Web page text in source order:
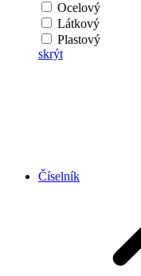
Ocelový
Látkový
Plastový
skrýt
Číselník